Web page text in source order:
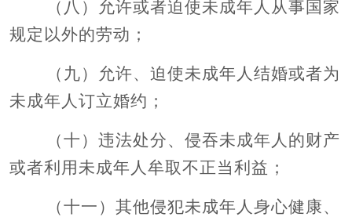
（八）允许或者迫使未成年人从事国家
规定以外的劳动；
（九）允许、迫使未成年人结婚或者为
未成年人订立婚约；
（十）违法处分、侵吞未成年人的财产
或者利用未成年人牟取不正当利益；
（十一）其他侵犯未成年人身心健康、